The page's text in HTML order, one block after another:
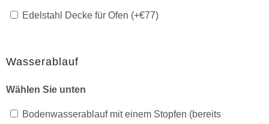
Edelstahl Decke für Ofen (+€77)
Wasserablauf
Wählen Sie unten
Bodenwasserablauf mit einem Stopfen (bereits